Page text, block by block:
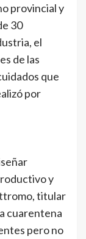
provincial y
30
el
de las
que
por
y
titular
cuarentena
pero no